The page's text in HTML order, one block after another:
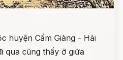
huyện Cẩm Giàng - Hải
qua cũng thấy ở giữa